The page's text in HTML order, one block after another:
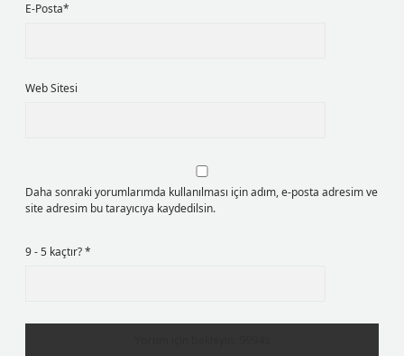
E-Posta*
Web Sitesi
Daha sonraki yorumlarımda kullanılması için adım, e-posta adresim ve
site adresim bu tarayıcıya kaydedilsin.
9 - 5 kaçtır?*